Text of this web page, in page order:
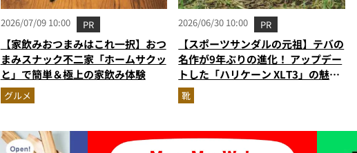
2026/07/09 10:00 PR
【家飲みおつまみはこれ一択】おつ
まみスナック不二家「ホームサクッ
と」で簡単＆極上の家飲み体験
グルメ
2026/06/30 10:00 PR
【スポーツサンダルの元祖】テバの
名作が9年ぶりの進化！ アップデー
トした「ハリケーン XLT3」の魅力
を識者があらゆる角度から徹底解
説！
靴